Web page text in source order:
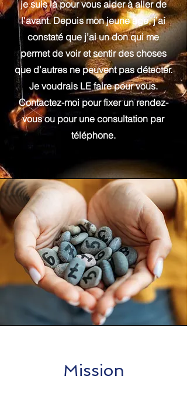
je suis là pour vous aider à aller de
l'avant. Depuis mon jeune âge, j’ai
constaté que j’ai un don qui me
permet de voir et sentir des choses
que d’autres ne peuvent pas détecter.
Je voudrais LE faire pour vous.
Contactez-moi pour fixer un rendez-
vous ou pour une consultation par
téléphone.
Mission